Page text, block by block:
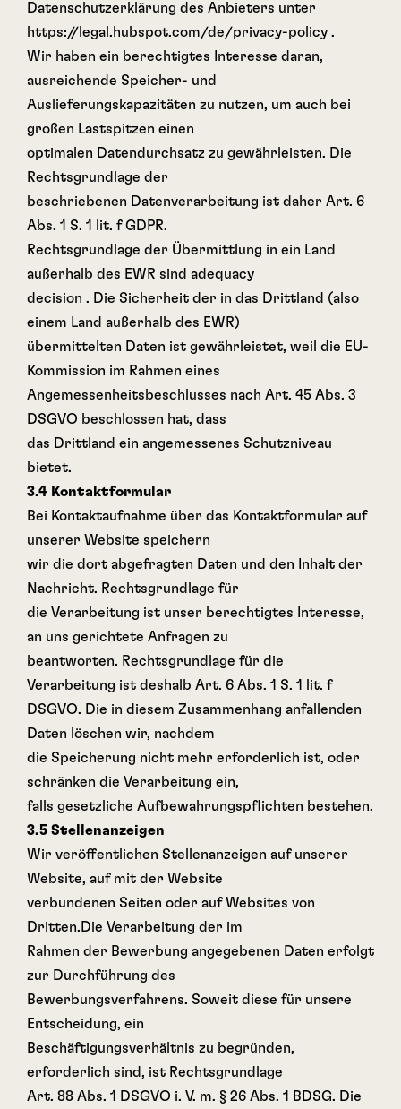
Datenschutzerklärung des Anbieters unter
https://legal.hubspot.com/de/privacy-policy .
Wir haben ein berechtigtes Interesse daran,
ausreichende Speicher- und
Auslieferungskapazitäten zu nutzen, um auch bei
großen Lastspitzen einen
optimalen Datendurchsatz zu gewährleisten. Die
Rechtsgrundlage der
beschriebenen Datenverarbeitung ist daher Art. 6
Abs. 1 S. 1 lit. f GDPR.
Rechtsgrundlage der Übermittlung in ein Land
außerhalb des EWR sind adequacy
decision . Die Sicherheit der in das Drittland (also
einem Land außerhalb des EWR)
übermittelten Daten ist gewährleistet, weil die EU-
Kommission im Rahmen eines
Angemessenheitsbeschlusses nach Art. 45 Abs. 3
DSGVO beschlossen hat, dass
das Drittland ein angemessenes Schutzniveau
bietet.
3.4 Kontaktformular
Bei Kontaktaufnahme über das Kontaktformular auf
unserer Website speichern
wir die dort abgefragten Daten und den Inhalt der
Nachricht. Rechtsgrundlage für
die Verarbeitung ist unser berechtigtes Interesse,
an uns gerichtete Anfragen zu
beantworten. Rechtsgrundlage für die
Verarbeitung ist deshalb Art. 6 Abs. 1 S. 1 lit. f
DSGVO. Die in diesem Zusammenhang anfallenden
Daten löschen wir, nachdem
die Speicherung nicht mehr erforderlich ist, oder
schränken die Verarbeitung ein,
falls gesetzliche Aufbewahrungspflichten bestehen.
3.5 Stellenanzeigen
Wir veröffentlichen Stellenanzeigen auf unserer
Website, auf mit der Website
verbundenen Seiten oder auf Websites von
Dritten.Die Verarbeitung der im
Rahmen der Bewerbung angegebenen Daten erfolgt
zur Durchführung des
Bewerbungsverfahrens. Soweit diese für unsere
Entscheidung, ein
Beschäftigungsverhältnis zu begründen,
erforderlich sind, ist Rechtsgrundlage
Art. 88 Abs. 1 DSGVO i. V. m. § 26 Abs. 1 BDSG. Die